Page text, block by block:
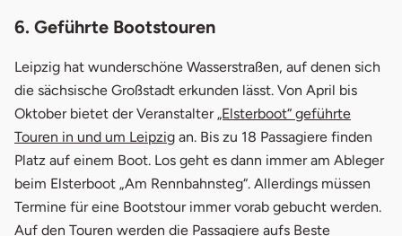
6. Geführte Bootstouren
Leipzig hat wunderschöne Wasserstraßen, auf denen sich
die sächsische Großstadt erkunden lässt. Von April bis
Oktober bietet der Veranstalter „Elsterboot“ geführte
Touren in und um Leipzig an. Bis zu 18 Passagiere finden
Platz auf einem Boot. Los geht es dann immer am Ableger
beim Elsterboot „Am Rennbahnsteg“. Allerdings müssen
Termine für eine Bootstour immer vorab gebucht werden.
Auf den Touren werden die Passagiere aufs Beste